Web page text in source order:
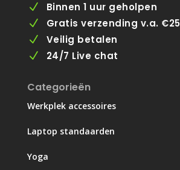
N Binnen 1 uur geholpen
N Gratis verzending v.a. €25
N Veilig betalen
N 24/7 Live chat
Categorieën
Werkplek accessoires
Laptop standaarden
Yoga